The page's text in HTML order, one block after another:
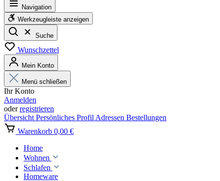
Navigation
Werkzeugleiste anzeigen
Suche
Wunschzettel
Mein Konto
Menü schließen
Ihr Konto
Anmelden
oderregistrieren
Übersicht Persönliches Profil Adressen Bestellungen
Warenkorb 0,00 €
Home
Wohnen
Schlafen
Homeware